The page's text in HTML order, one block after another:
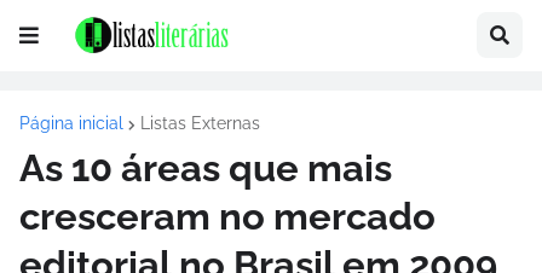
Página inicial Listas Externas
As 10 áreas que mais
cresceram no mercado